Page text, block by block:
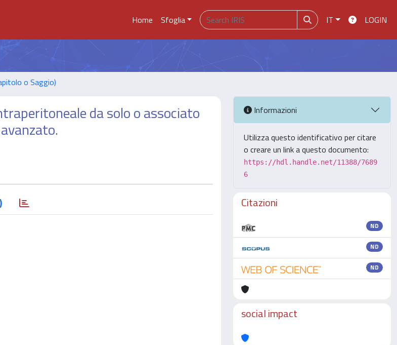
Home Sfoglia IT LOGIN
o Saggio)
da solo o associato Informazioni
Utilizza questo identificativo per citare
o creare un link a questo documento:
https://hdl.handle.net/11388/7689
6
Citazioni
ND
ND
ND
social impact